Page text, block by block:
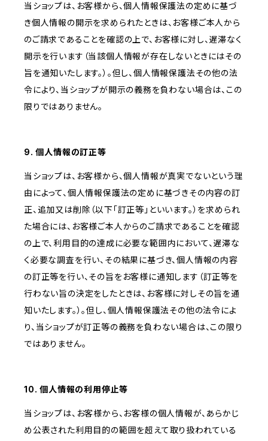
当ショップは、お客様から、個人情報保護法の定めに基づ
き個人情報の開示を求められたときは、お客様ご本人から
のご請求であることを確認の上で、お客様に対し、遅滞なく
開示を行います（当該個人情報が存在しないときにはその
旨を通知いたします。）。但し、個人情報保護法その他の法
令により、当ショップが開示の義務を負わない場合は、この
限りではありません。
9. 個人情報の訂正等
当ショップは、お客様から、個人情報が真実でないという理
由によって、個人情報保護法の定めに基づきその内容の訂
正、追加又は削除（以下「訂正等」といいます。）を求められ
た場合には、お客様ご本人からのご請求であることを確認
の上で、利用目的の達成に必要な範囲内において、遅滞な
く必要な調査を行い、その結果に基づき、個人情報の内容
の訂正等を行い、その旨をお客様に通知します（訂正等を
行わない旨の決定をしたときは、お客様に対しその旨を通
知いたします。）。但し、個人情報保護法その他の法令によ
り、当ショップが訂正等の義務を負わない場合は、この限り
ではありません。
10. 個人情報の利用停止等
当ショップは、お客様から、お客様の個人情報が、あらかじ
め公表された利用目的の範囲を超えて取り扱われている